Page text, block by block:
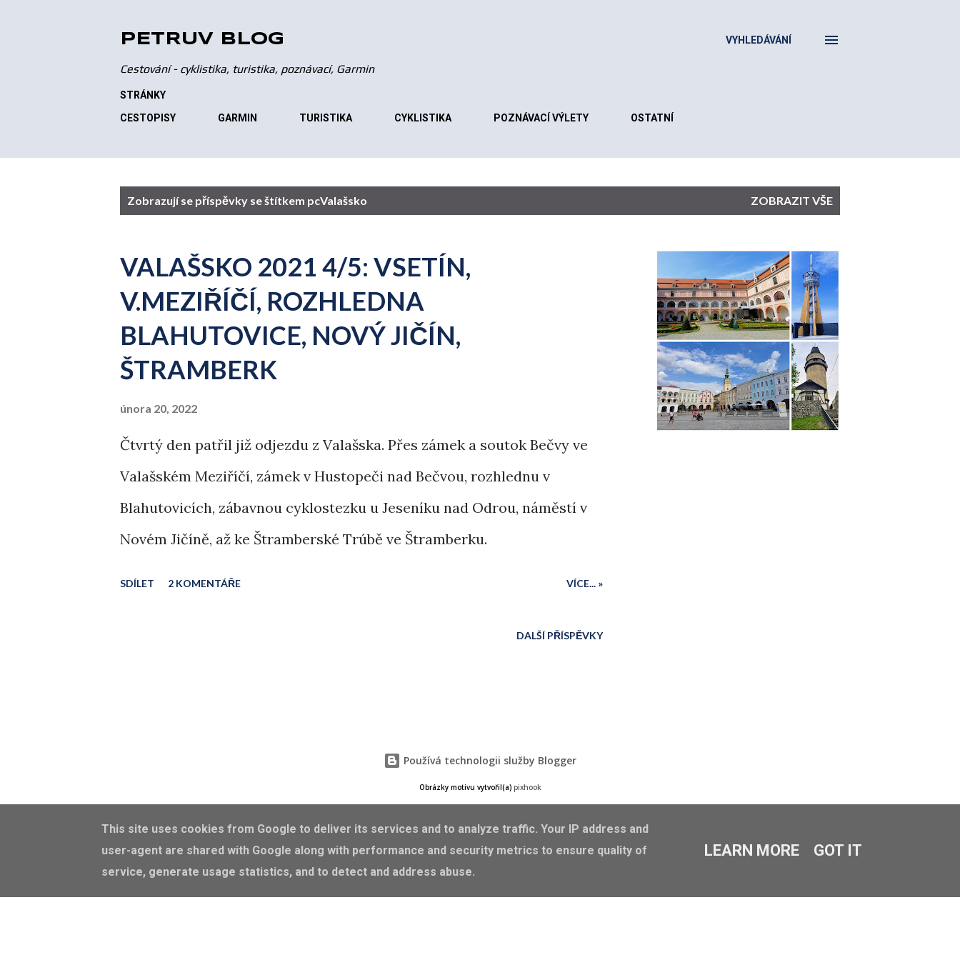
PETRŮV BLOG
Cestování - cyklistika, turistika, poznávací, Garmin
VYHLEDÁVÁNÍ
STRÁNKY
CESTOPISY
GARMIN TURISTIKA CYKLISTIKA POZNÁVACÍ VÝLETY OSTATNÍ
Zobrazují se příspěvky se štítkem pcValašsko ZOBRAZIT VŠE
VALAŠSKO 2021 4/5: VSETÍN,
V.MEZIŘÍČÍ, ROZHLEDNA
BLAHUTOVICE, NOVÝ JIČÍN,
ŠTRAMBERK
února 20, 2022
Čtvrtý den patřil již odjezdu z Valašska. Přes zámek a soutok Bečvy ve
Valašském Meziříčí, zámek v Hustopeči nad Bečvou, rozhlednu v
Blahutovicích, zábavnou cyklostezku u Jeseníku nad Odrou, náměstí v
Novém Jičíně, až ke Štramberské Trúbě ve Štramberku.
SDÍLET 2 KOMENTÁŘE VÍCE... »
DALŠÍ PŘÍSPĚVKY
Používá technologii služby Blogger
Obrázky motivu vytvořil(a) pixhook
ZÁSADY OCHRANY OSOBNÍCH ÚDAJŮ
This site uses cookies from Google to deliver its services and to analyze traffic. Your IP address and
user-agent are shared with Google along with performance and security metrics to ensure quality of
service, generate usage statistics, and to detect and address abuse.
LEARN MORE GOT IT